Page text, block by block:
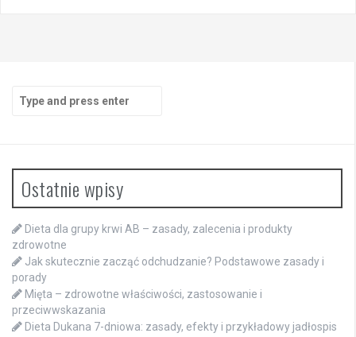
for:
Ostatnie wpisy
Dieta dla grupy krwi AB – zasady, zalecenia i produkty
zdrowotne
Jak skutecznie zacząć odchudzanie? Podstawowe zasady i
porady
Mięta – zdrowotne właściwości, zastosowanie i
przeciwwskazania
Dieta Dukana 7-dniowa: zasady, efekty i przykładowy jadłospis